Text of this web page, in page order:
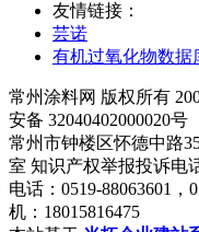
友情链接：
芸诺
有机过氧化物数据
常州涂料网 版权所有
安备 32040402000020号
常州市钟楼区怀德中路
室 知识产权举报投诉电
电话：0519-88063601，
机：18015816475